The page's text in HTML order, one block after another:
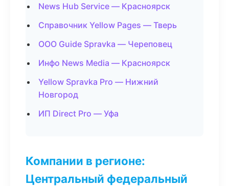
News Hub Service — Красноярск
Справочник Yellow Pages — Тверь
ООО Guide Spravka — Череповец
Инфо News Media — Красноярск
Yellow Spravka Pro — Нижний
Новгород
ИП Direct Pro — Уфа
Компании в регионе:
Центральный федеральный